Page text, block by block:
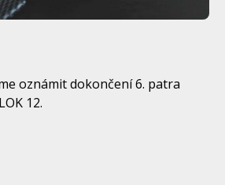
oznámit dokončení 6. patra
12.